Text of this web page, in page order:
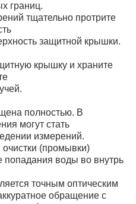
границ.
тщательно протрите
защитной крышки.
крышку и храните
полностью. В
могут стать
измерений.
(промывки)
попадания воды во внутрь
точным оптическим
обращение с